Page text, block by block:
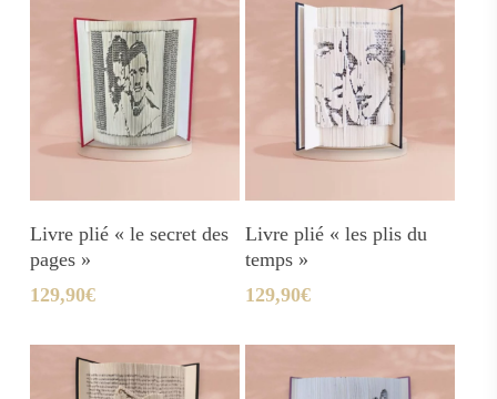
Ajouter Au Panier
Livre plié « le secret des
pages »
129,90€
Ajouter Au Panier
Livre plié « les plis du
temps »
129,90€